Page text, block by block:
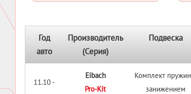
Год
авто
Производитель
(Серия)
Подвеска
11.10 -
Eibach
Pro-Kit
Комплект
занижением